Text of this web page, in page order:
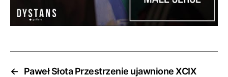
←
Paweł Słota Przestrzenie ujawnione XCIX